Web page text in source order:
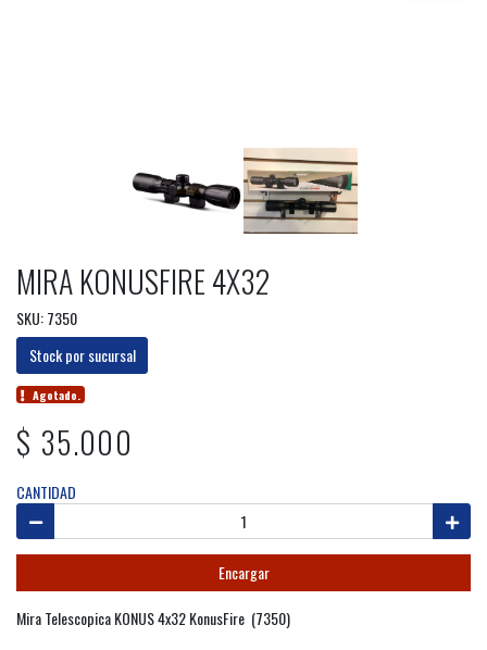
MIRA KONUSFIRE 4X32
SKU: 7350
Stock por sucursal
Agotado.
$ 35.000
CANTIDAD
Encargar
Mira Telescopica KONUS 4x32 KonusFire (7350)